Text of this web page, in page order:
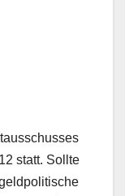
statt. Sollte